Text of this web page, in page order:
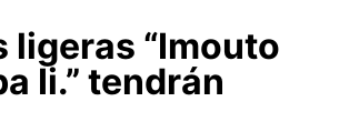
ligeras “Imouto
Ii.” tendrán